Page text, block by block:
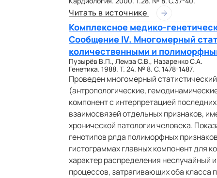
Читать в источнике
Комплексное медико-
Сообщение IV. Многомерный
количественными и
Пузырёв В.П., Лемза С.В., Назаренко С.А.
Генетика. 1988. Т. 24. № 8. С. 1478-1487.
Проведен многомерный
(антропологические,
компонент с интерпретацией
взаимосвязей отдельных признаков,
хронической патологии человека.
генотипов рлда полиморфных
гистограммах главных компонент для
характер распределения неслучайный
процессов, затрагивающих оба класса